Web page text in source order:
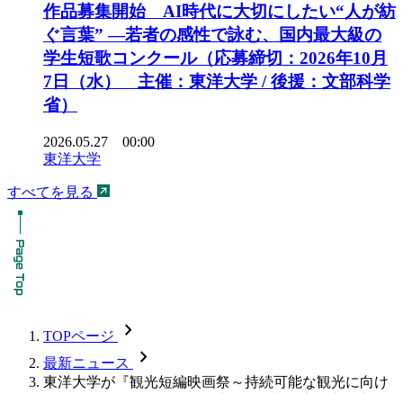
作品募集開始 AI時代に大切にしたい“人が紡
ぐ言葉” ―若者の感性で詠む、国内最大級の
学生短歌コンクール（応募締切：2026年10月
7日（水） 主催：東洋大学 / 後援：文部科学
省）
2026.05.27 00:00
東洋大学
すべてを見る
TOPページ chevron_forward
最新ニュース chevron_forward
東洋大学が『観光短編映画祭～持続可能な観光に向け